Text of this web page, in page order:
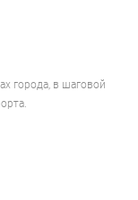
города, в шаговой